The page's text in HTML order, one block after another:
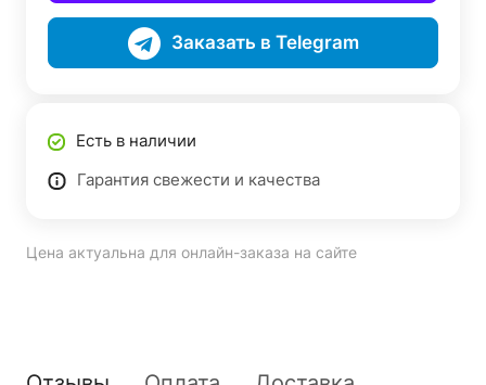
Заказать в Telegram
Есть в наличии
Гарантия свежести и качества
Цена актуальна для онлайн-заказа на сайте